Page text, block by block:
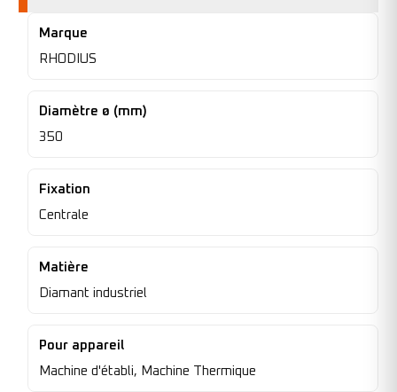
Marque
RHODIUS
Diamètre ø (mm)
350
Fixation
Centrale
Matière
Diamant industriel
Pour appareil
Machine d'établi, Machine Thermique